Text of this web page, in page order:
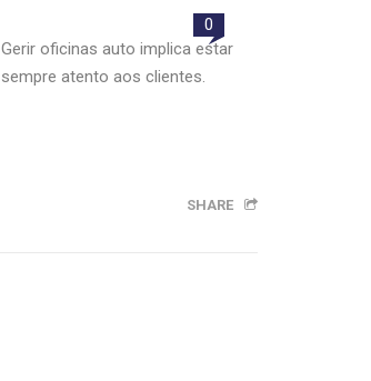
0
Gerir oficinas auto implica estar
sempre atento aos clientes.
SHARE